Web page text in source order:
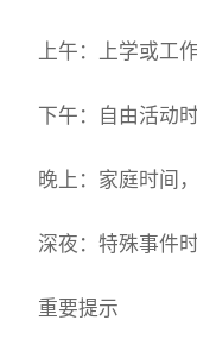
上午：上学或工
下午：自由活动
晚上：家庭时间
深夜：特殊事件
重要提示